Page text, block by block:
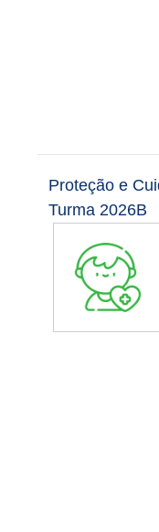
Proteção e
Turma 2026B